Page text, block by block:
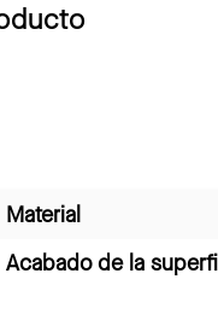
Material
Acabado de la